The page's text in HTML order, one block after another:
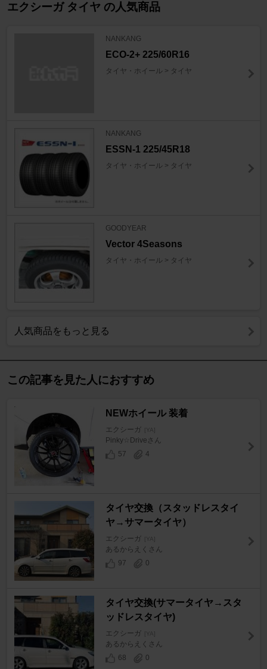
エクシーガ タイヤ の人気商品
NANKANG
ECO-2+ 225/60R16
タイヤ・ホイール > タイヤ
NANKANG
ESSN-1 225/45R18
タイヤ・ホイール > タイヤ
GOODYEAR
Vector 4Seasons
タイヤ・ホイール > タイヤ
人気商品をもっと見る
この記事を見た人におすすめ
NEWホイール 装着
エクシーガ [YA]
Pinky☆Driveさん
57
4
タイヤ交換（スタッドレスタイ
ヤ→サマータイヤ）
エクシーガ [YA]
あるからえくさん
97
0
タイヤ交換(サマータイヤ→スタ
ッドレスタイヤ)
エクシーガ [YA]
あるからえくさん
68
0